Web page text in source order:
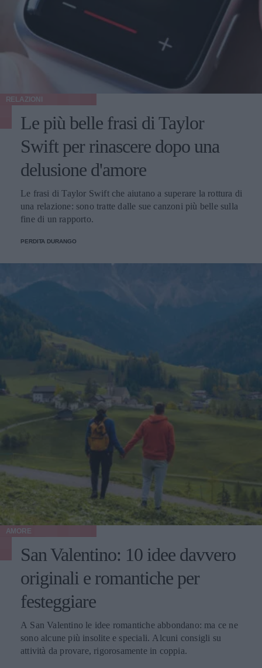
RELAZIONI
Le più belle frasi di Taylor
Swift per rinascere dopo una
delusione d'amore
Le frasi di Taylor Swift che aiutano a superare la rottura di
una relazione: sono tratte dalle sue canzoni più belle sulla
fine di un rapporto.
PERDITA DURANGO
AMORE
San Valentino: 10 idee davvero
originali e romantiche per
festeggiare
A San Valentino le idee romantiche abbondano: ma ce ne
sono alcune più insolite e speciali. Alcuni consigli su
attività da provare, rigorosamente in coppia.